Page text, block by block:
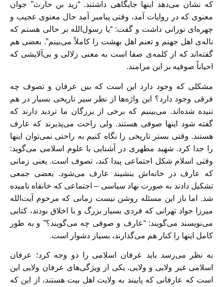
که نشان می‌دهد اینها جایگاهی داشتند. “زید بن‌ حارث” جوان
معنوی که در روایات آمد، وقتی پیامبر آمد حال معنوی عجیب و
چهره‌ای نورانی داشت و گفت: “یا رسول‌الله بر حالی هستم که
ناله‌ی اهل جهنم و تعنم اهل بهشت را کاملاً می‌بینم”. بعضی هم
گفته‌اند که از کلمه‌ی صفا است به معنی زلالی و بی‌آلایشی که
احیاناً صوفیه بر این مرامند.
مشکلی که وجود دارد این است که بین عرفان و تصوف چه
فرقی وجود دارد؟ این واژه‌ها از نظر سیر تاریخی بسیار در هم
تنیده شده‌اند. می‌بینیم که برخی از بزرگان ما تردید دارند که
گفته شود اینها صوفی هستند. ولی راحت می‌پذیرند که عارف
هستند. وقتی بستر تاریخی را نگاه کنیم به راحتی نمی‌توان اینها
را جدا کرد. شهید مطهری در آشنایی با علوم اسلامی می‌گوید:
وقتی اسلام شکل اجتماعی پیدا کند، تصوف است. یعنی زمانی
که عارف در خانه‌اش بنشیند عارف می‌شود. بعضی جمعی
تشکیل دادند به صورت نهاد سیاسی – اجتماعی که خانقاه نامیده
شد. اما باز این مسئله روشن نیست زمانی که مرحوم آیت‌الله
میرزا جواد تهرانی که فردی بسیار بزرگ و با اخلاق بودند، کتابی
می‌نویسند می‌گویند: “عارف و صوفی چه می‌گویند؟” و به طور
کامل اینها را کنار هم می‌گذارند، بسیار دشوار است.
به نظر می‌رسد باید عرفان اسلامی را دو وجه کرد؛ عرفان
اسلامی غیر ولایی و ولایی. یکی از ویژگی‌های عرفان ولایی این
است که عارفانی که پایبند به ولایت اهل بیت هستند، از این که